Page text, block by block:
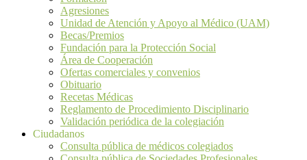
Agresiones
Unidad de Atención y Apoyo al Médico (UAM)
Becas/Premios
Fundación para la Protección Social
Área de Cooperación
Ofertas comerciales y convenios
Obituario
Recetas Médicas
Reglamento de Procedimiento Disciplinario
Validación periódica de la colegiación
Ciudadanos
Consulta pública de médicos colegiados